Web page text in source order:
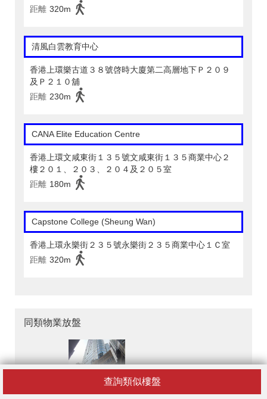
查詢類似樓盤
距離 320m
清風白雲教育中心
香港上環樂古道３８號啓時大廈第二高層地下Ｐ２０９
及Ｐ２１０舖
距離 230m
CANA Elite Education Centre
香港上環文咸東街１３５號文咸東街１３５商業中心２
樓２０１、２０３、２０４及２０５室
距離 180m
Capstone College (Sheung Wan)
香港上環永樂街２３５號永樂街２３５商業中心１Ｃ室
距離 320m
同類物業放盤